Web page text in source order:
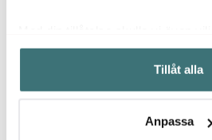
Samla in information om din
kan ha en noggrannhet på
Identifiera din enhet genom
Ta reda på mer om hur dina
Tillåt alla
Anpassa
Låt dig inspireras